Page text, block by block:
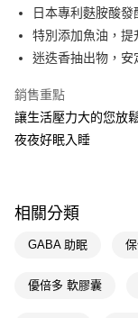
LINE Pay
Apple Pay
悠遊付
Google Pay
【關於「AFTEE先享後
便利好安心！
２．便利：只要手機號
日本專利麩胺酸
特別添加魚油，提
迷迭香抽出物，安
銷售重點
讓生活壓力大的您放
夜夜好眠入睡
相關分類
GABA 助眠
優倍多 軟膠囊